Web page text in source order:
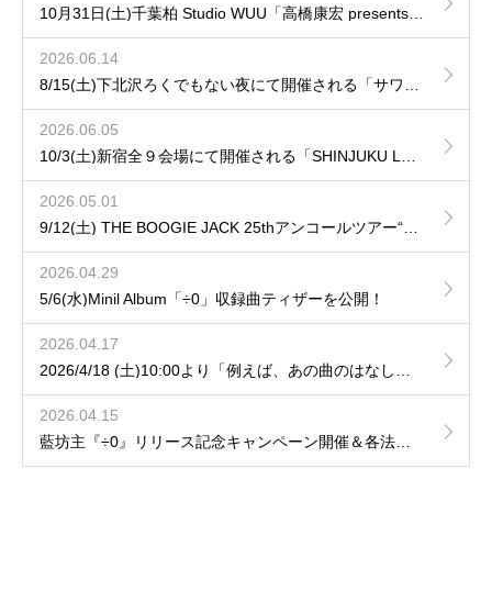
2026.06.14
2026.06.05
2026.05.01
2026.04.29
5/6(水)Minil Album「÷0」収録曲ティザーを公開！
2026.04.17
2026.04.15